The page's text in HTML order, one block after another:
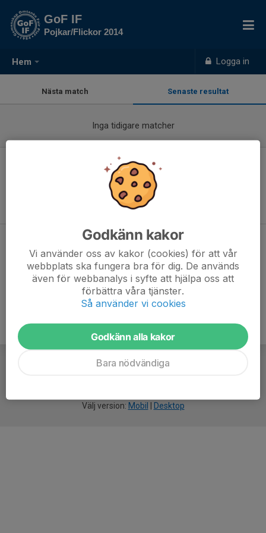
Hem Logga in
GoF IF
Pojkar/Flickor 2014
Nästa match Senaste resultat
Inga tidigare matcher
Våra 2014 spelare tränar just nu tillsammans med antingen
. Se dessa lag för aktuella träningstider.
Välj version: Mobil Desktop
Godkänn kakor
Vi använder oss av kakor (cookies) för att vår
webbplats ska fungera bra för dig. De används
även för webbanalys i syfte att hjälpa oss att
förbättra våra tjänster.
Så använder vi cookies
Godkänn alla kakor
Bara nödvändiga